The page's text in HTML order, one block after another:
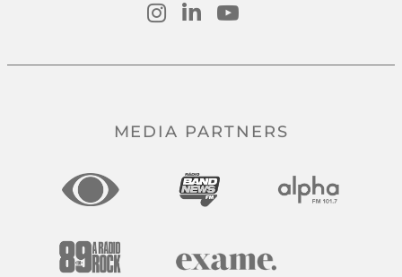
MEDIA PARTNERS